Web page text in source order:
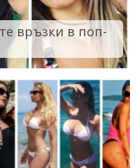
връзки в поп-